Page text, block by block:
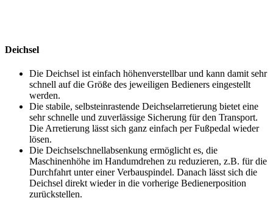
Deichsel
Die Deichsel ist einfach höhenverstellbar und kann damit sehr
schnell auf die Größe des jeweiligen Bedieners eingestellt
werden.
Die stabile, selbsteinrastende Deichselarretierung bietet eine
sehr schnelle und zuverlässige Sicherung für den Transport.
Die Arretierung lässt sich ganz einfach per Fußpedal wieder
lösen.
Die Deichselschnellabsenkung ermöglicht es, die
Maschinenhöhe im Handumdrehen zu reduzieren, z.B. für die
Durchfahrt unter einer Verbauspindel. Danach lässt sich die
Deichsel direkt wieder in die vorherige Bedienerposition
zurückstellen.